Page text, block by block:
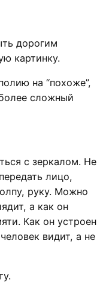
дорогим
картинку.
на “похоже”,
сложный
с зеркалом. Не
лицо,
руку. Можно
а как он
Как он устроен
видит, а не